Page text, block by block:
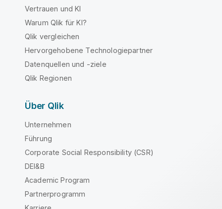
Vertrauen und KI
Warum Qlik für KI?
Qlik vergleichen
Hervorgehobene Technologiepartner
Datenquellen und -ziele
Qlik Regionen
Über Qlik
Unternehmen
Führung
Corporate Social Responsibility (CSR)
DEI&B
Academic Program
Partnerprogramm